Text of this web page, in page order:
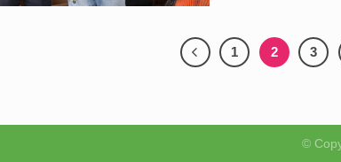
1 2 3
©